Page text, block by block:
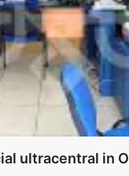
ultracentral in